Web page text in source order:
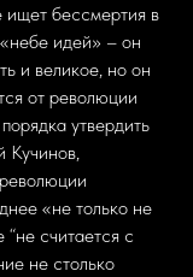
бессмертия в
идей» – он
и великое, но он
от революции
утвердить
Кучинов,
«не только не
считается с
не столько